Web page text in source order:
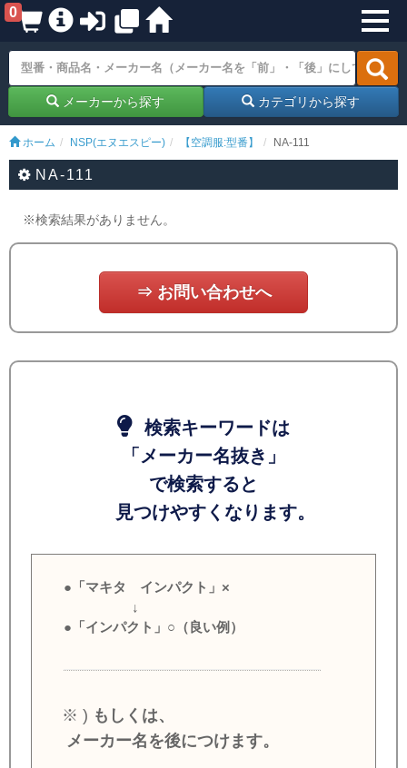
0
メーカーから探す カテゴリから探す
ホーム NSP(エヌエスピー) 【空調服:型番】 NA-111
NA-111
※検索結果がありません。
⇒ お問い合わせへ
検索キーワードは
「メーカー名抜き」
で検索すると
見つけやすくなります。
●「マキタ インパクト」×
↓
●「インパクト」○（良い例）
※ ) もしくは、
メーカー名を後につけます。